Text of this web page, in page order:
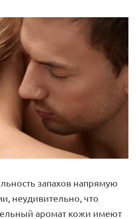
запахов напрямую
неудивительно, что
аромат кожи имеют